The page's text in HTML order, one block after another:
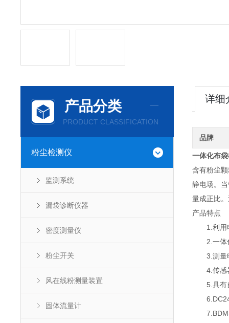
产品分类
PRODUCT CLASSIFICATION
粉尘检测仪
监测系统
漏袋诊断仪器
密度测量仪
粉尘开关
风在线粉测量装置
固体流量计
详细
品牌
一体化布
含有粉尘
静电场。
量成正比
产品特点
1.利用电
2.一体化
3.测量电
4.传感器
5.具有自
6.DC24V
7.BDM-